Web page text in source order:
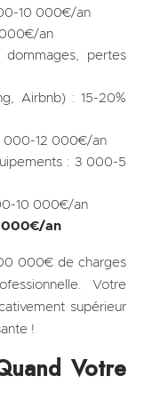
10 000€/an
an
dommages, pertes
Airbnb) : 15-20%
000-12 000€/an
: 3 000-5
10 000€/an
000€/an
000€ de charges
Votre
supérieur
!
Votre